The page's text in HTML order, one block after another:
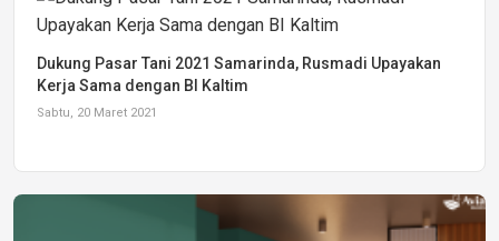
Dukung Pasar Tani 2021 Samarinda, Rusmadi Upayakan
Kerja Sama dengan BI Kaltim
Sabtu, 20 Maret 2021